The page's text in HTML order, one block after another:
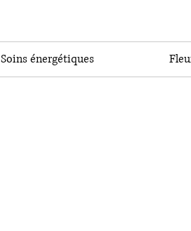
Soins énergétiques